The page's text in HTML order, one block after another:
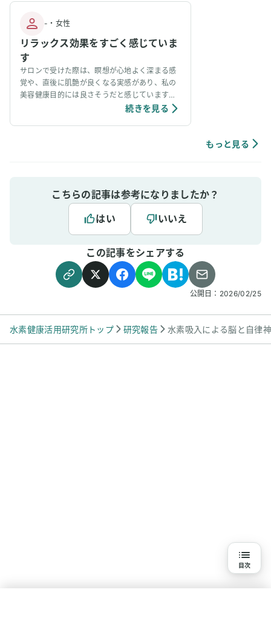
- ・ 女性
リラックス効果をすごく感じていま
す
サロンで受けた際は、瞑想が心地よく深まる感
覚や、直後に肌艶が良くなる実感があり、私の
美容健康目的には良さそうだと感じています。
個人の感想ではありますが、吸入中は、脳波が
続きを見る
もっと見る
こちらの記事は参考になりましたか？
はい
いいえ
この記事をシェアする
公開日： 2026/02/25
水素健康活用研究所トップ 研究報告 水素吸入による脳と自律
目次